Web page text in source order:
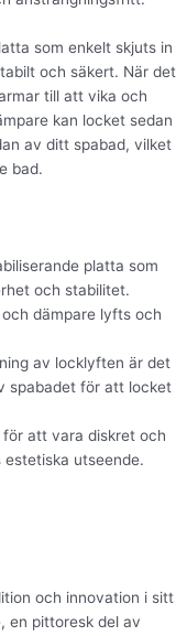
som enkelt skjuts in
och säkert. När det
till att vika och
kan locket sedan
av ditt spabad, vilket
bad.
platta som
och stabilitet.
dämpare lyfts och
av locklyften är det
spabadet för att locket
att vara diskret och
utseende.
och innovation i sitt
en pittoresk del av